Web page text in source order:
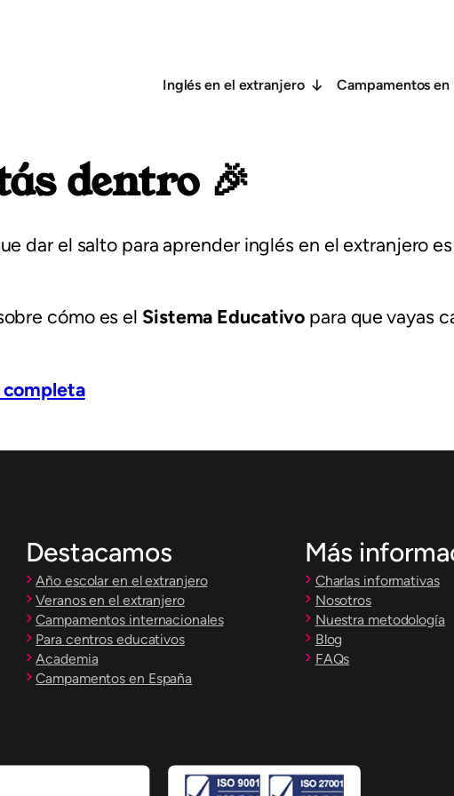
Inglés en el extranjero Campamentos en
dentro 🎉
dar el salto para aprender inglés en el extranjero
cómo es el Sistema Educativo para que vayas
completa
Destacamos
Año escolar en el extranjero
Veranos en el extranjero
Campamentos internacionales
Para centros educativos
Academia
Campamentos en España
Más
Charlas informativas
Nosotros
Nuestra metodología
Blog
FAQs